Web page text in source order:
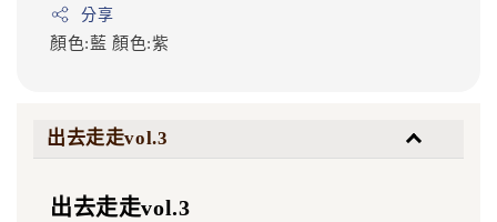
分享
顏色:藍 顏色:紫
出去走走vol.3
出去走走vol.3